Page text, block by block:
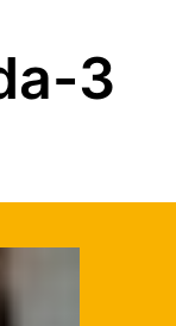
3